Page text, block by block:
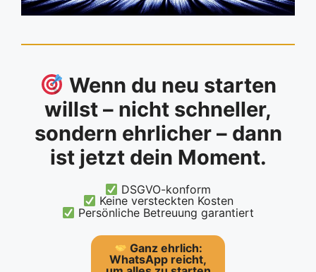
Wenn du neu starten
willst – nicht schneller,
sondern ehrlicher – dann
ist jetzt dein Moment.
DSGVO-konform
Keine versteckten Kosten
Persönliche Betreuung garantiert
Ganz ehrlich:
WhatsApp reicht,